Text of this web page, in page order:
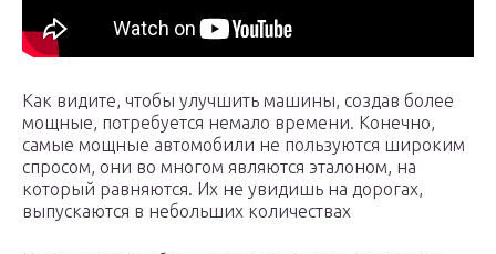
Как видите, чтобы улучшить машины, создав более
мощные, потребуется немало времени. Конечно,
самые мощные автомобили не пользуются широким
спросом, они во многом являются эталоном, на
который равняются. Их не увидишь на дорогах,
выпускаются в небольших количествах